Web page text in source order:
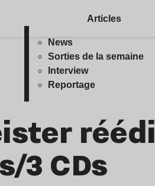
Articles
News
Sorties de la semaine
Interview
Reportage
3 CDs